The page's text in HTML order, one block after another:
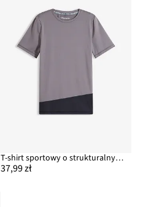
T-shirt sportowy o strukturalnym wyglądzie
37,99 zł